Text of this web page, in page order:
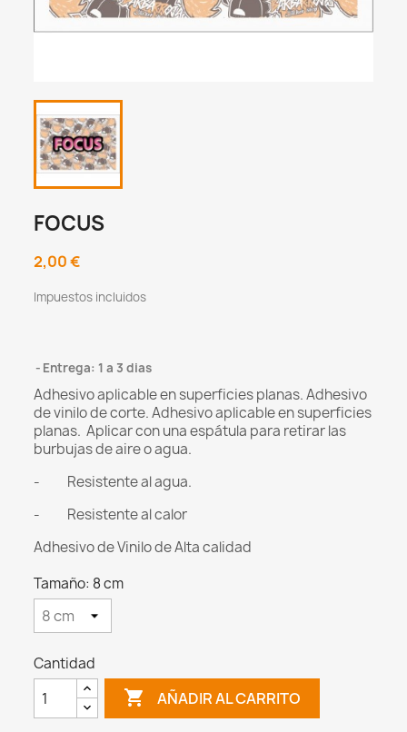
FOCUS
2,00 €
Impuestos incluidos
Entrega: 1 a 3 dias
Adhesivo aplicable en superficies planas. Adhesivo
de vinilo de corte.Adhesivo aplicable en superficies
planas. Aplicar con una espátula para retirar las
burbujas de aire o agua.
- Resistente al agua.
- Resistente al calor
Adhesivo de Vinilo de Alta calidad
Tamaño: 8 cm
Cantidad
 AÑADIR AL CARRITO